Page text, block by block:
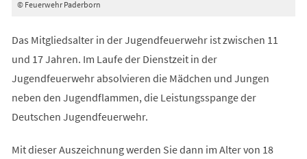
© Feuerwehr Paderborn
Das Mitgliedsalter in der Jugendfeuerwehr ist zwischen 11
und 17 Jahren. Im Laufe der Dienstzeit in der
Jugendfeuerwehr absolvieren die Mädchen und Jungen
neben den Jugendflammen, die Leistungsspange der
Deutschen Jugendfeuerwehr.
Mit dieser Auszeichnung werden Sie dann im Alter von 18